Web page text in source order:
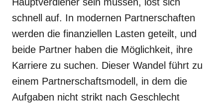
schnell auf. In modernen Partnerschaften
werden die finanziellen Lasten geteilt, und
beide Partner haben die Möglichkeit, ihre
Karriere zu suchen. Dieser Wandel führt zu
einem Partnerschaftsmodell, in dem die
Aufgaben nicht strikt nach Geschlecht